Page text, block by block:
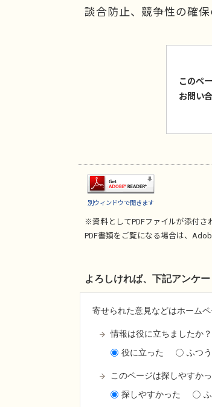
談合防止、競争性の確保
このペ
お問い
別ウィンドウで開きます
※資料としてPDFファイルが添付さ
PDF書類をご覧になる場合は、